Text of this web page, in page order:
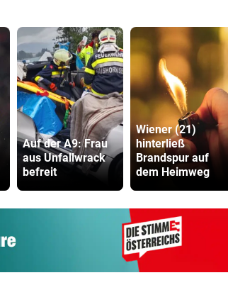
Auf der A9: Frau
aus Unfallwrack
befreit
Wiener (21)
hinterließ
Brandspur auf
dem Heimweg